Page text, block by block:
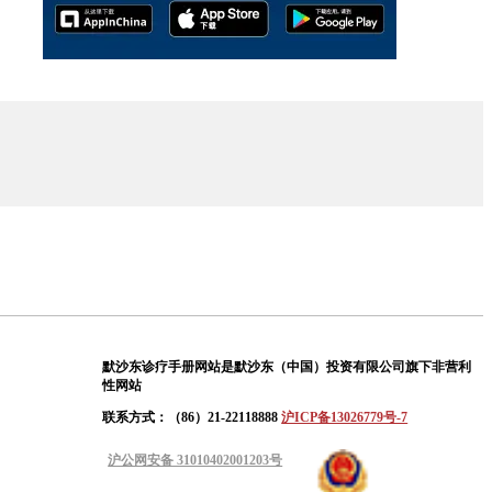
默沙东诊疗手册网站是默沙东（中国）投资有限公司旗下非营利
性网站
联系方式：（86）21-22118888 沪ICP备13026779号-7
沪公网安备 31010402001203号